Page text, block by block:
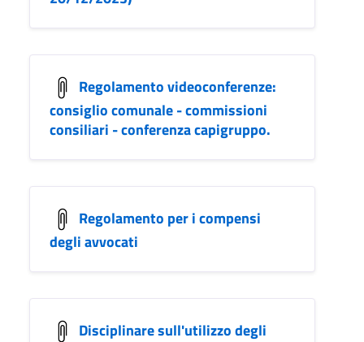
Regolamento videoconferenze:
consiglio comunale - commissioni
consiliari - conferenza capigruppo.
Regolamento per i compensi
degli avvocati
Disciplinare sull'utilizzo degli